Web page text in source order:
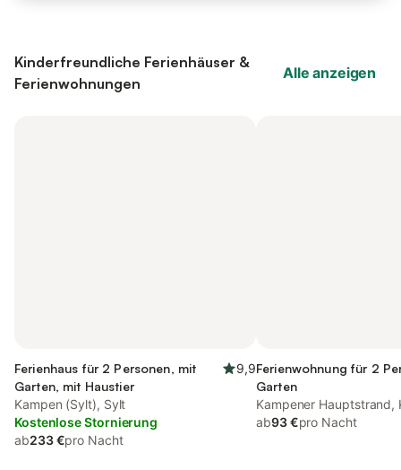
Kinderfreundliche Ferienhäuser &
Ferienwohnungen
Alle anzeigen
Ferienhaus für 2 Personen, mit
Garten, mit Haustier
9,9
Kampen (Sylt), Sylt
Kostenlose Stornierung
ab233 €pro Nacht
Ferienwohnung für 2
Garten
Kampener Hauptstrand,
ab93 €pro Nacht